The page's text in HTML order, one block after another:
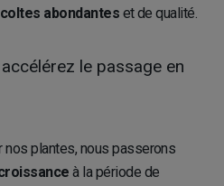
abondantes et de qualité.
accélérez le passage en
nos plantes, nous passerons
à la période de